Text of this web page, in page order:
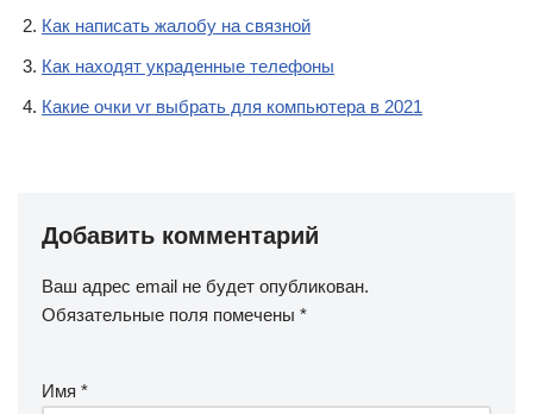
Как написать жалобу на связной
Как находят украденные телефоны
Какие очки vr выбрать для компьютера в 2021
Добавить комментарий
Ваш адрес email не будет опубликован.
Обязательные поля помечены *
Имя *